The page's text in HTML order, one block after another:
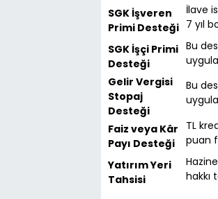
SGK İşveren
Primi Desteği
İlave
7 yıl
SGK İşçi Primi
Desteği
Bu
Gelir Vergisi
Stopaj
Desteği
Bu
Faiz veya Kâr
Payı Desteği
TL
puan
Yatırım Yeri
Tahsisi
hakkı